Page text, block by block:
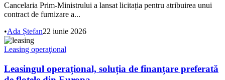
Cancelaria Prim-Ministrului a lansat licitația pentru atribuirea unui
contract de furnizare a...
•Ada Ștefan22 iunie 2026
Leasing operaţional
Leasingul operațional, soluția de finanțare preferată